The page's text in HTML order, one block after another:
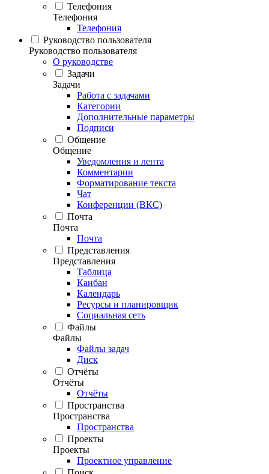
Телефония
Телефония
Телефония
Руководство пользователя
Руководство пользователя
О руководстве
Задачи
Задачи
Работа с задачами
Категории
Дополнительные параметры
Подписи
Общение
Общение
Уведомления и лента
Комментарии
Форматирование текста
Чат
Конференции (ВКС)
Почта
Почта
Почта
Представления
Представления
Таблица
Канбан
Календарь
Ресурсы и планировщик
Социальная сеть
Файлы
Файлы
Файлы задач
Диск
Отчёты
Отчёты
Отчёты
Пространства
Пространства
Пространства
Проекты
Проекты
Проектное управление